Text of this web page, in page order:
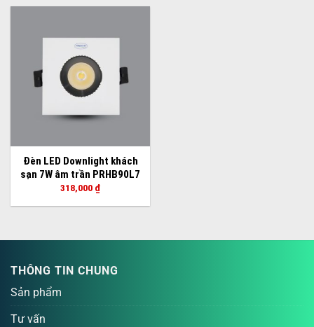
Đèn LED Downlight khách
sạn 7W âm trần PRHB90L7
318,000 ₫
THÔNG TIN CHUNG
Sản phẩm
Tư vấn